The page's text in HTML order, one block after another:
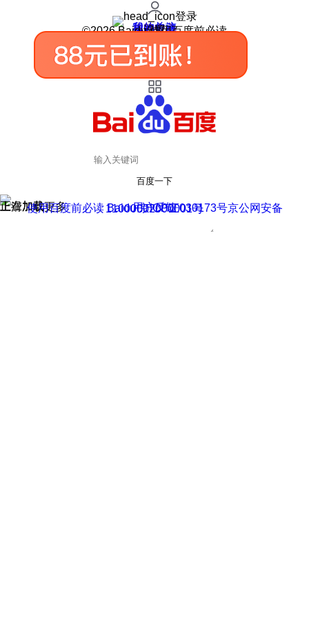
登录
我的关注
我的收藏
皮肤中心
用户反馈
设置
©2026 Baidu 使用百度前必读
百度一下
正在加载
上滑加载更多 用户反馈
使用百度前必读 Baidu 京ICP证030173号
京公网安备11000002000001号